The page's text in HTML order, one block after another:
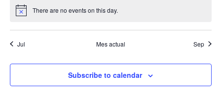
Notice There are no events on this day.
Jul Mes actual Sep
Subscribe to calendar